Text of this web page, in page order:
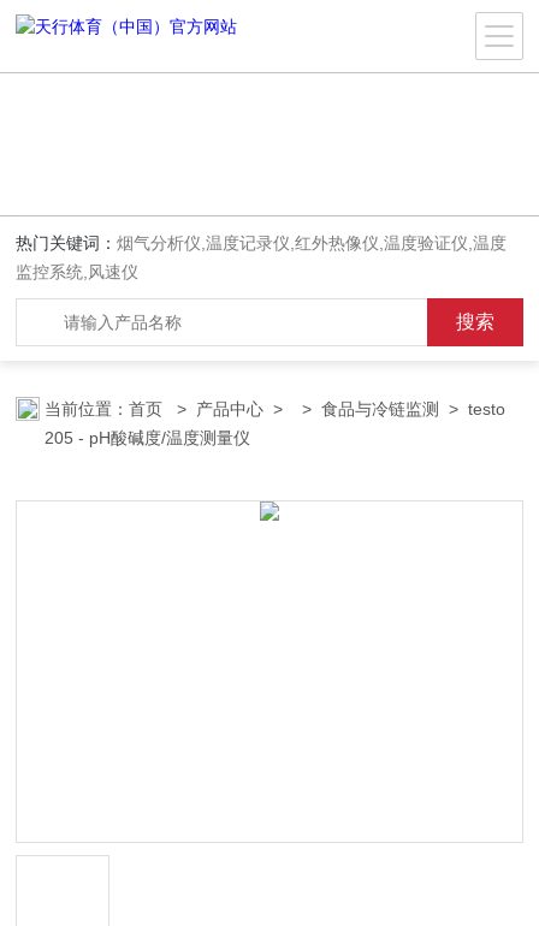
热门关键词：烟气分析仪,温度记录仪,红外热像仪,温度验证仪,温度
监控系统,风速仪
当前位置：首页 > 产品中心 > >食品与冷链监测
> testo
205 - pH酸碱度/温度测量仪